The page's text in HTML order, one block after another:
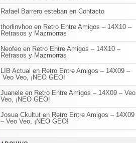
Rafael Barrero esteban en Contacto
thorlinvhoo en Retro Entre Amigos – 14X10 –
Retrasos y Mazmorras
Neofeo en Retro Entre Amigos – 14X10 –
Retrasos y Mazmorras
LIB Actual en Retro Entre Amigos – 14X09 –
Veo Veo, ¡NEO GEO!
Juanele en Retro Entre Amigos – 14X09 – Veo
Veo, ¡NEO GEO!
Josua Ckultut en Retro Entre Amigos – 14X09
– Veo Veo, ¡NEO GEO!